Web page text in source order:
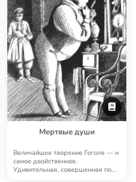
Мертвые души
Величайшее творение Гоголя — и
самое двойственное.
Удивительная, совершенная по